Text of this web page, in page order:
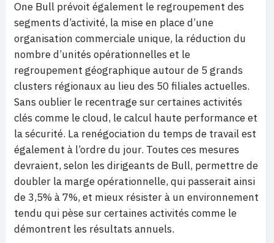
One Bull prévoit également le regroupement des
segments d’activité, la mise en place d’une
organisation commerciale unique, la réduction du
nombre d’unités opérationnelles et le
regroupement géographique autour de 5 grands
clusters régionaux au lieu des 50 filiales actuelles.
Sans oublier le recentrage sur certaines activités
clés comme le cloud, le calcul haute performance et
la sécurité. La renégociation du temps de travail est
également à l’ordre du jour. Toutes ces mesures
devraient, selon les dirigeants de Bull, permettre de
doubler la marge opérationnelle, qui passerait ainsi
de 3,5% à 7%, et mieux résister à un environnement
tendu qui pèse sur certaines activités comme le
démontrent les résultats annuels.